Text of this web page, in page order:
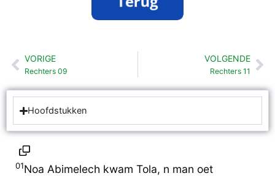
Vorige
VORIGE
Rechters 09
VOLGENDE
Rechters 11
Hoofdstukken
01Noa Abimelech kwam Tola, n man oet